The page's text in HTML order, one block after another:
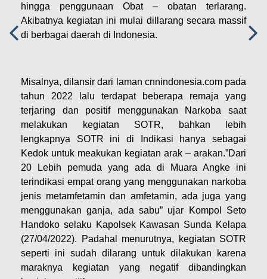
hingga penggunaan Obat – obatan terlarang.
Akibatnya kegiatan ini mulai dillarang secara massif
di berbagai daerah di Indonesia.
Misalnya, dilansir dari laman cnnindonesia.com pada
tahun 2022 lalu terdapat beberapa remaja yang
terjaring dan positif menggunakan Narkoba saat
melakukan kegiatan SOTR, bahkan lebih
lengkapnya SOTR ini di Indikasi hanya sebagai
Kedok untuk meakukan kegiatan arak – arakan.”Dari
20 Lebih pemuda yang ada di Muara Angke ini
terindikasi empat orang yang menggunakan narkoba
jenis metamfetamin dan amfetamin, ada juga yang
menggunakan ganja, ada sabu” ujar Kompol Seto
Handoko selaku Kapolsek Kawasan Sunda Kelapa
(27/04/2022). Padahal menurutnya, kegiatan SOTR
seperti ini sudah dilarang untuk dilakukan karena
maraknya kegiatan yang negatif dibandingkan